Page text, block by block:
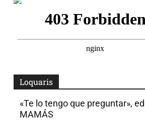
Loquaris
«Te lo tengo que preguntar»,
MAMÁS